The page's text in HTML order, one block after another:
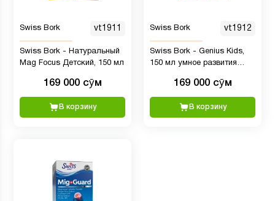
Swiss Bork vt1911
Swiss Bork - Натуральный
Mag Focus Детский, 150 мл
169 000 сӯм
В корзину
Swiss Bork vt1912
Swiss Bork - Genius Kids,
150 мл умное развития
169 000 сӯм
В корзину